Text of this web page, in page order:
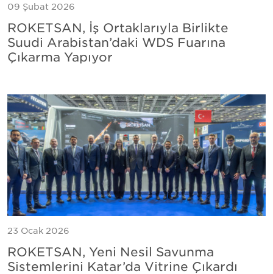
09 Şubat 2026
ROKETSAN, İş Ortaklarıyla Birlikte
Suudi Arabistan’daki WDS Fuarına
Çıkarma Yapıyor
23 Ocak 2026
ROKETSAN, Yeni Nesil Savunma
Sistemlerini Katar’da Vitrine Çıkardı